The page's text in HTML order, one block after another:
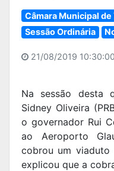
Câmara Municipal
Sessão Ordinária
21/08/2019 10:30:00
Na sessão desta
Sidney Oliveira
o governador Rui
ao Aeroporto
cobrou um viaduto
explicou que a